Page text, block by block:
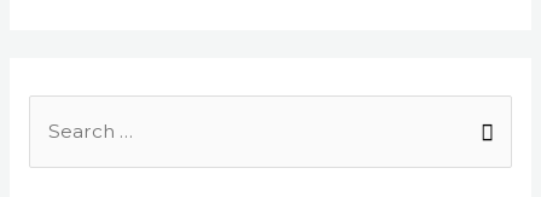
Search
for: